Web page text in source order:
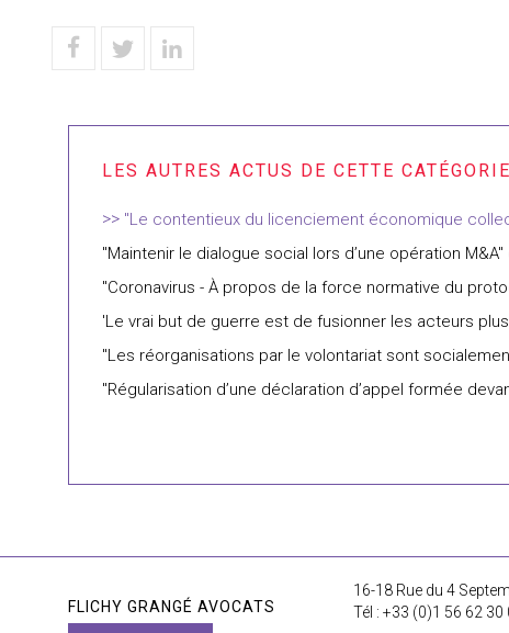
"Le contentieux du licenciement économique
"Maintenir le dialogue social lors d’une opération
"Coronavirus - À propos de la force normative du
'Le vrai but de guerre est de fusionner les acteurs
"Les réorganisations par le volontariat sont
"Régularisation d’une déclaration d’appel formée
FLICHY GRANGÉ AVOCATS
16-18 Rue du 4
Tél : +33 (0)1 56 62 30